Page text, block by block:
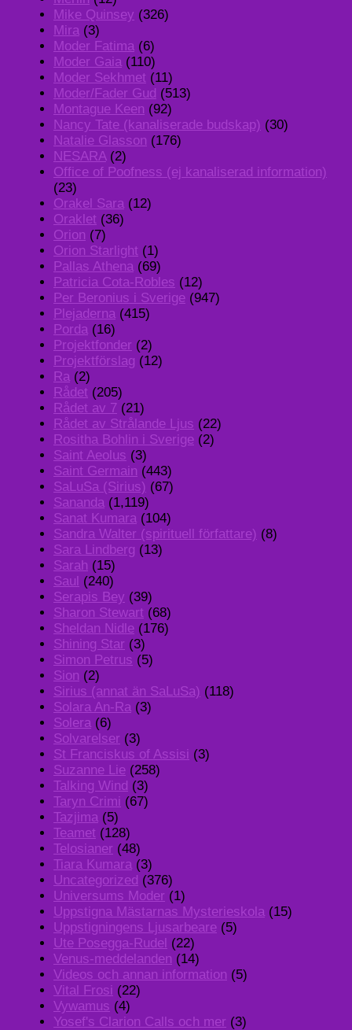
Mike Quinsey (326)
Mira (3)
Moder Fatima (6)
Moder Gaia (110)
Moder Sekhmet (11)
Moder/Fader Gud (513)
Montague Keen (92)
Nancy Tate (kanaliserade budskap) (30)
Natalie Glasson (176)
NESARA(2)
Office of Poofness (ej kanaliserad information)
(23)
Orakel Sara (12)
Oraklet (36)
Orion (7)
Orion Starlight (1)
Pallas Athena (69)
Patricia Cota-Robles (12)
Per Beronius i Sverige (947)
Plejaderna (415)
Porda (16)
Projektfonder (2)
Projektförslag (12)
Ra (2)
Rådet (205)
Rådet av 7 (21)
Rådet av Strålande Ljus (22)
Rositha Bohlin i Sverige (2)
Saint Aeolus (3)
Saint Germain (443)
SaLuSa (Sirius) (67)
Sananda (1,119)
Sanat Kumara (104)
Sandra Walter (spirituell författare) (8)
Sara Lindberg (13)
Sarah (15)
Saul (240)
Serapis Bey (39)
Sharon Stewart (68)
Sheldan Nidle (176)
Shining Star (3)
Simon Petrus (5)
Sion (2)
Sirius (annat än SaLuSa) (118)
Solara An-Ra (3)
Solera (6)
Solvarelser (3)
St Franciskus of Assisi (3)
Suzanne Lie (258)
Talking Wind (3)
Taryn Crimi (67)
Tazjima (5)
Teamet (128)
Telosianer (48)
Tiara Kumara (3)
Uncategorized (376)
Universums Moder (1)
Uppstigna Mästarnas Mysterieskola (15)
Uppstigningens Ljusarbeare (5)
Ute Posegga-Rudel (22)
Venus-meddelanden (14)
Videos och annan information (5)
Vital Frosi (22)
Vywamus (4)
Yosef's Clarion Calls och mer (3)